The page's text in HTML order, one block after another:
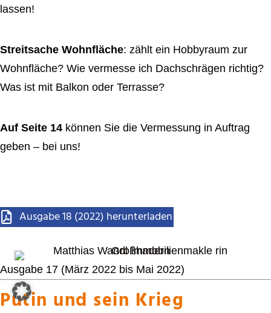
lassen!
Streitsache Wohnfläche: zählt ein Hobbyraum zur
Wohnfläche? Wie vermesse ich Dachschrägen richtig?
Was ist mit Balkon oder Terrasse?
Auf Seite 14 können Sie die Vermessung in Auftrag
geben – bei uns!
Ausgabe 18 (2022) herunterladen
Ausgabe 17 (März 2022 bis Mai 2022)
Putin und sein Krieg